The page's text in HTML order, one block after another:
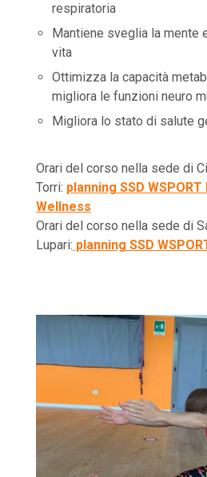
respiratoria
Mantiene sveglia la mente
vita
Ottimizza la capacità
migliora le funzioni neuro
Migliora lo stato di salute
Orari del corso nella sede di
Torri: planning SSD
Wellness
Orari del corso nella sede di
Lupari: planning SSD